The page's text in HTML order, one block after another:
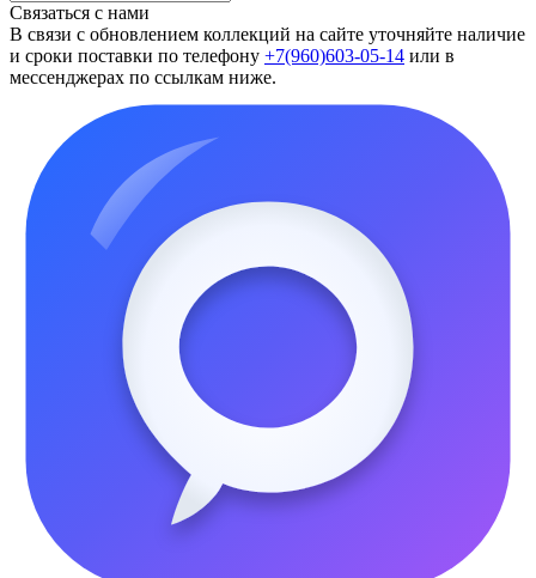
Связаться с нами
В связи с обновлением коллекций на сайте уточняйте наличие
и сроки поставки по телефону +7(960)603-05-14 или в
мессенджерах по ссылкам ниже.